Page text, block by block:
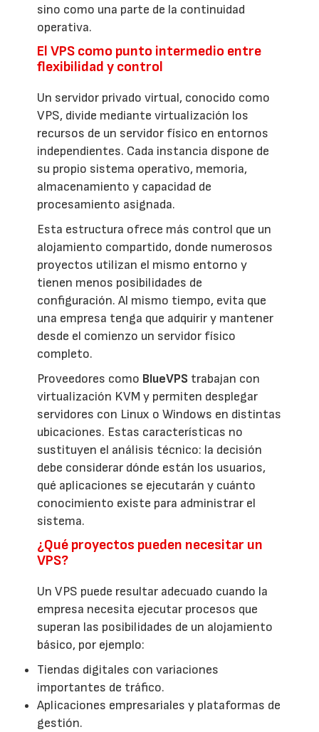
sino como una parte de la continuidad
operativa.
El VPS como punto intermedio entre
flexibilidad y control
Un servidor privado virtual, conocido como
VPS, divide mediante virtualización los
recursos de un servidor físico en entornos
independientes. Cada instancia dispone de
su propio sistema operativo, memoria,
almacenamiento y capacidad de
procesamiento asignada.
Esta estructura ofrece más control que un
alojamiento compartido, donde numerosos
proyectos utilizan el mismo entorno y
tienen menos posibilidades de
configuración. Al mismo tiempo, evita que
una empresa tenga que adquirir y mantener
desde el comienzo un servidor físico
completo.
Proveedores como BlueVPS trabajan con
virtualización KVM y permiten desplegar
servidores con Linux o Windows en distintas
ubicaciones. Estas características no
sustituyen el análisis técnico: la decisión
debe considerar dónde están los usuarios,
qué aplicaciones se ejecutarán y cuánto
conocimiento existe para administrar el
sistema.
¿Qué proyectos pueden necesitar un
VPS?
Un VPS puede resultar adecuado cuando la
empresa necesita ejecutar procesos que
superan las posibilidades de un alojamiento
básico, por ejemplo:
Tiendas digitales con variaciones
importantes de tráfico.
Aplicaciones empresariales y plataformas de
gestión.